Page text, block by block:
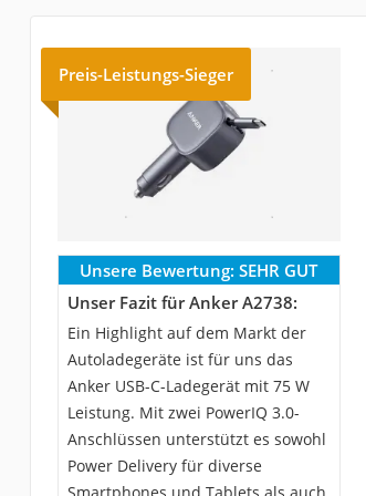
Preis-Leistungs-Sieger
Unsere Bewertung: SEHR GUT
Unser Fazit für Anker A2738:
Ein Highlight auf dem Markt der
Autoladegeräte ist für uns das
Anker USB-C-Ladegerät mit 75 W
Leistung. Mit zwei PowerIQ 3.0-
Anschlüssen unterstützt es sowohl
Power Delivery für diverse
Smartphones und Tablets als auch